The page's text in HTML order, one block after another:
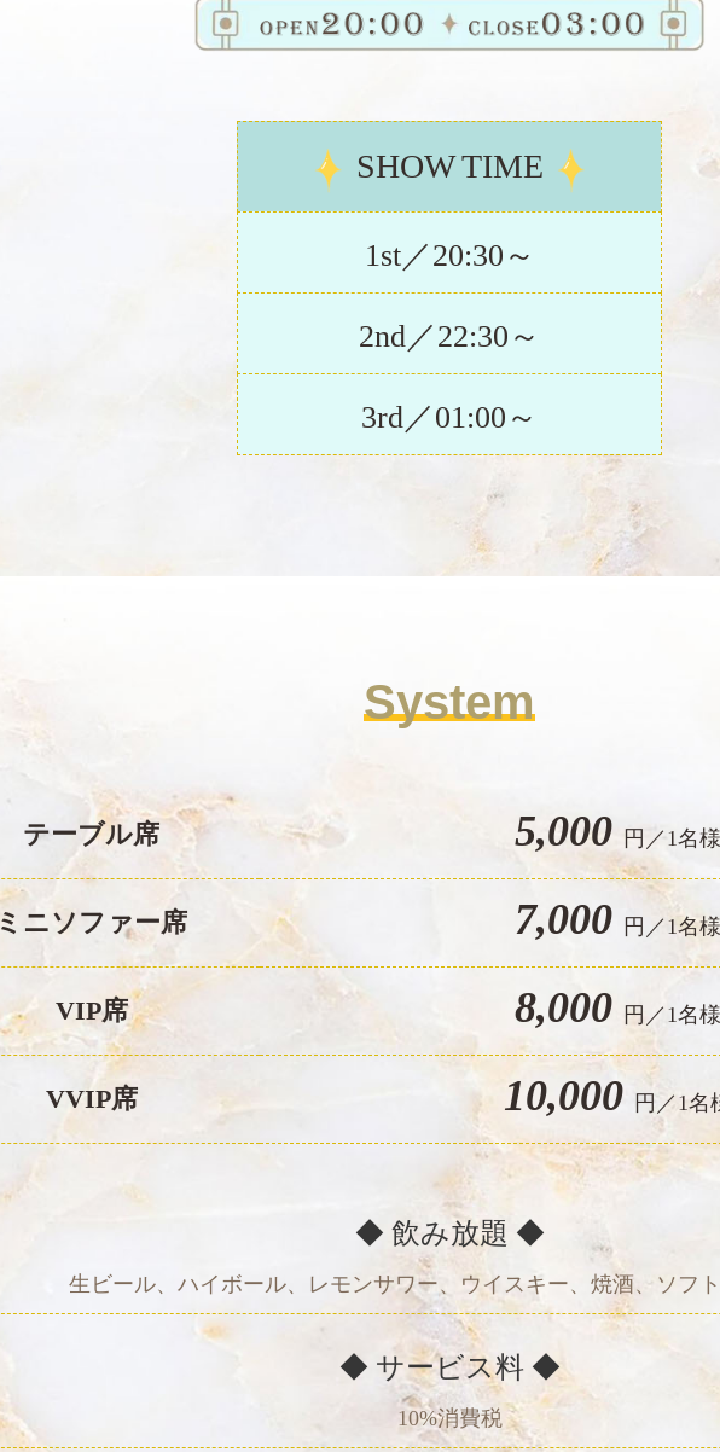
SHOW TIME
1st／20:30～
2nd／22:30～
3rd／01:00～
System
テーブル席 5,000 円／1名様
ミニソファー席 7,000 円／1名様
VIP席 8,000 円／1名様
VVIP席 10,000 円／1名
◆ 飲み放題 ◆
生ビール、ハイボール、レモンサワー、ウイスキー、焼酒、ソフ
◆ サービス料 ◆
10%消費税